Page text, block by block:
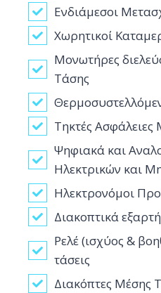
Ενδιάμεσοι
Χωρητικοί
Μονωτήρες
Τάσης
Τηκτές
Ψηφιακά και
Ηλεκτρικών και
Ηλεκτρονόμοι
Διακοπτικά
Ρελέ (ισχύος &
τάσεις
Διακόπτες Μέσης